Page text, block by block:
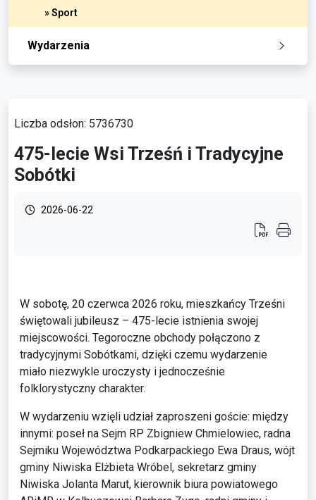
» Sport
Wydarzenia
Liczba odsłon: 5736730
475-lecie Wsi Trześń i Tradycyjne
Sobótki
2026-06-22
W sobotę, 20 czerwca 2026 roku, mieszkańcy Trześni
świętowali jubileusz – 475-lecie istnienia swojej
miejscowości. Tegoroczne obchody połączono z
tradycyjnymi Sobótkami, dzięki czemu wydarzenie
miało niezwykle uroczysty i jednocześnie
folklorystyczny charakter.
W wydarzeniu wzięli udział zaproszeni goście: między
innymi: poseł na Sejm RP Zbigniew Chmielowiec, radna
Sejmiku Województwa Podkarpackiego Ewa Draus, wójt
gminy Niwiska Elżbieta Wróbel, sekretarz gminy
Niwiska Jolanta Marut, kierownik biura powiatowego